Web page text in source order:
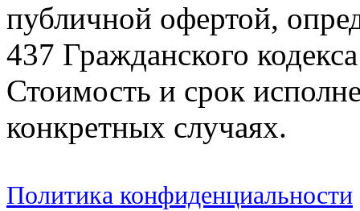
публичной офертой,
437 Гражданского
Стоимость и срок
конкретных случаях.
Политика конфиденциальности